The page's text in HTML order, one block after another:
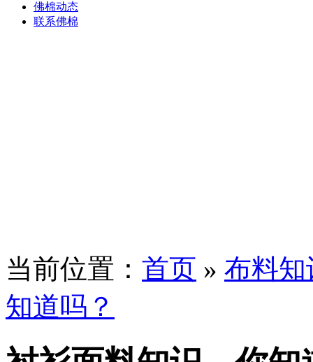
佛棉动态
联系佛棉
当前位置： 首页 » 布料
知道吗？